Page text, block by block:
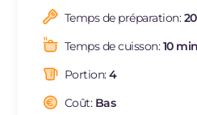
Protéine
Graisses
Fibre
Cholestérol
Temps de préparation:
Temps de cuisson:10 min
Portion:4
Coût: Bas